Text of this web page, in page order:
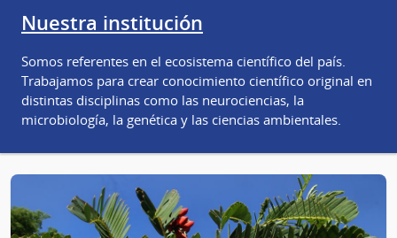
Nuestra institución
Somos referentes en el ecosistema científico del país.
Trabajamos para crear conocimiento científico original en
distintas disciplinas como las neurociencias, la
microbiología, la genética y las ciencias ambientales.